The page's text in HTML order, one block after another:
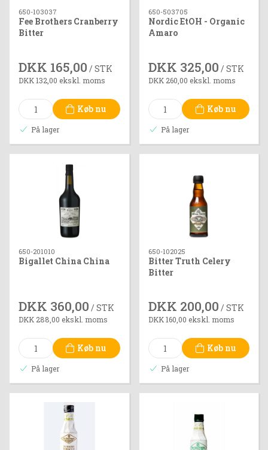
650-103037
Fee Brothers Cranberry
Bitter
DKK 165,00 / STK
DKK 132,00 ekskl. moms
Køb nu
På lager
650-503705
Nordic EtOH - Organic
Amaro
DKK 325,00 / STK
DKK 260,00 ekskl. moms
Køb nu
På lager
650-201010
Bigallet China China
DKK 360,00 / STK
DKK 288,00 ekskl. moms
Køb nu
På lager
650-102025
Bitter Truth Celery
Bitter
DKK 200,00 / STK
DKK 160,00 ekskl. moms
Køb nu
På lager